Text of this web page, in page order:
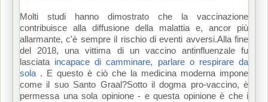
Molti studi hanno dimostrato che la vaccinazione
contribuisce alla diffusione della malattia e, ancor più
allarmante, c'è sempre il rischio di eventi avversi.Alla fine
del 2018, una vittima di un vaccino antinfluenzale fu
lasciata incapace di camminare, parlare o respirare da
sola.
E questo è ciò che la medicina moderna impone
come il suo Santo Graal?Sotto il dogma pro-vaccino, è
permessa una sola opinione - e questa opinione è che i